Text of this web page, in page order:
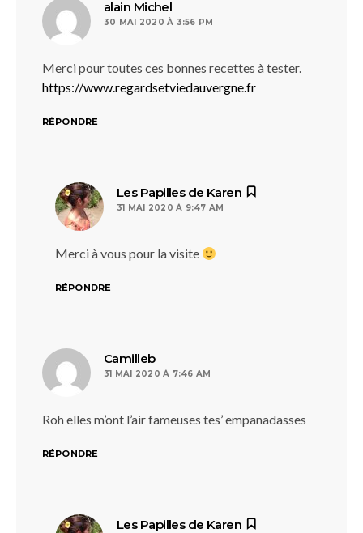
alain Michel
30 MAI 2020 À 3:56 PM
Merci pour toutes ces bonnes recettes à tester.
https://www.regardsetviedauvergne.fr
RÉPONDRE
Les Papilles de Karen
31 MAI 2020 À 9:47 AM
Merci à vous pour la visite
RÉPONDRE
Camillebdit :
31 MAI 2020 À 7:46 AM
Roh elles m’ont l’air fameuses tes’ empanadasses
RÉPONDRE
Les Papilles de Karen